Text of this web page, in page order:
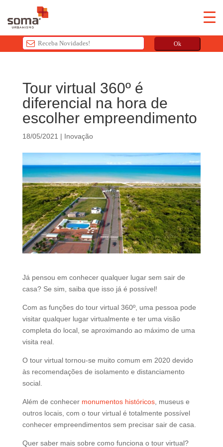
Ok
s
i
e
s
h
o
u
l
d
b
e
e
b
l
a
n
Tour virtual 360º é
diferencial na hora de
escolher empreendimento
18/05/2021 | Inovação
Já pensou em conhecer qualquer lugar sem sair de
casa? Se sim, saiba que isso já é possível!
Com as funções do tour virtual 360º, uma pessoa pode
visitar qualquer lugar virtualmente e ter uma visão
completa do local, se aproximando ao máximo de uma
visita real.
O tour virtual tornou-se muito comum em 2020 devido
às recomendações de isolamento e distanciamento
social.
Além de conhecer monumentos históricos, museus e
outros locais, com o tour virtual é totalmente possível
conhecer empreendimentos sem precisar sair de casa.
Quer saber mais sobre como funciona o tour virtual?